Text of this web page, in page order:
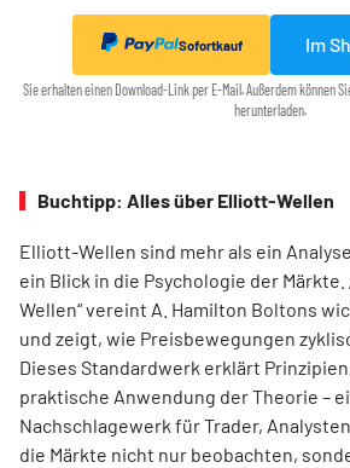
Sofortkauf Im
Sie erhalten einen Download-Link per E-Mail. Außerdem können
herunterladen.
Buchtipp: Alles über Elliott-Wellen
Elliott-Wellen sind mehr als ein
ein Blick in die Psychologie der
Wellen“ vereint A. Hamilton Boltons
und zeigt, wie Preisbewegungen
Dieses Standardwerk erklärt
praktische Anwendung der Theorie –
Nachschlagewerk für Trader,
die Märkte nicht nur beobachten,